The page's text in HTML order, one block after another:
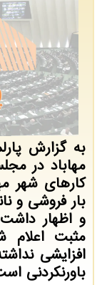
به گزارش
مهاباد در
كارهای شهر
بار فروشی و
و اظهار
مثبت
افزایشی
باورنكردنی